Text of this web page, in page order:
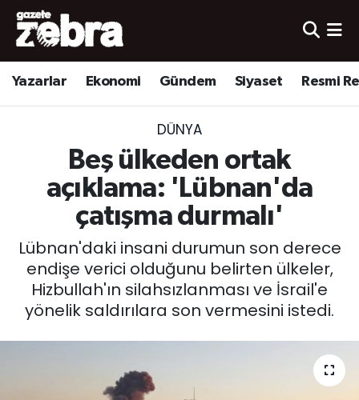
Yazarlar Ekonomi Gündem Siyaset Resmi
DÜNYA
Beş ülkeden ortak
açıklama: 'Lübnan'da
çatışma durmalı'
Lübnan'daki insani durumun son derece
endişe verici olduğunu belirten ülkeler,
Hizbullah'ın silahsızlanması ve İsrail'e
yönelik saldırılara son vermesini istedi.
Yazarlar
Ekonomi
Yerel
Spor
Nöbetçi Eczaneler
Hava Durumu
Süper Lig Puan Durumu ve Fikstür
Tüm Manşetler
Son Dakika Haberleri
Haber Arşivi